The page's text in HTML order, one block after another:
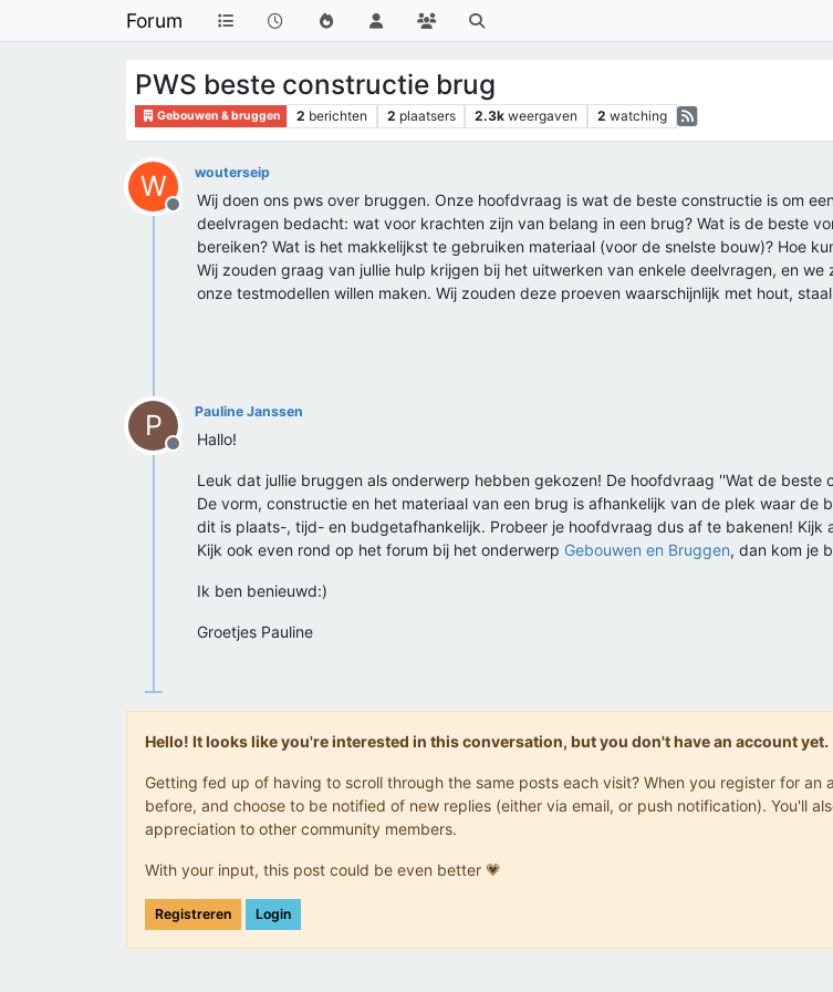
Forum
PWS beste constructie brug
Gebouwen & bruggen 2 berichten 2 plaatsers 2.3k weergaven 2 watching
W
Offline
wouterseip
Wij doen ons pws over bruggen. Onze hoofdvraag is wat de beste constructie is om
deelvragen bedacht: wat voor krachten zijn van belang in een brug? Wat is de beste
bereiken? Wat is het makkelijkst te gebruiken materiaal (voor de snelste bouw)? Hoe
Wij zouden graag van jullie hulp krijgen bij het uitwerken van enkele deelvragen, en
onze testmodellen willen maken. Wij zouden deze proeven waarschijnlijk met hout,
P
Offline
Pauline Janssen
Hallo!
Leuk dat jullie bruggen als onderwerp hebben gekozen! De hoofdvraag ''Wat de
De vorm, constructie en het materiaal van een brug is afhankelijk van de plek waar
dit is plaats-, tijd- en budgetafhankelijk. Probeer je hoofdvraag dus af te bakenen! Kijk
Kijk ook even rond op het forum bij het onderwerp Gebouwen en Bruggen, dan kom je
Ik ben benieuwd:)
Groetjes Pauline
Hello! It looks like you're interested in this conversation, but you don't have an account yet.
Getting fed up of having to scroll through the same posts each visit? When you register for
before, and choose to be notified of new replies (either via email, or push notification). You'll
appreciation to other community members.
With your input, this post could be even better 💗
Registreren Login